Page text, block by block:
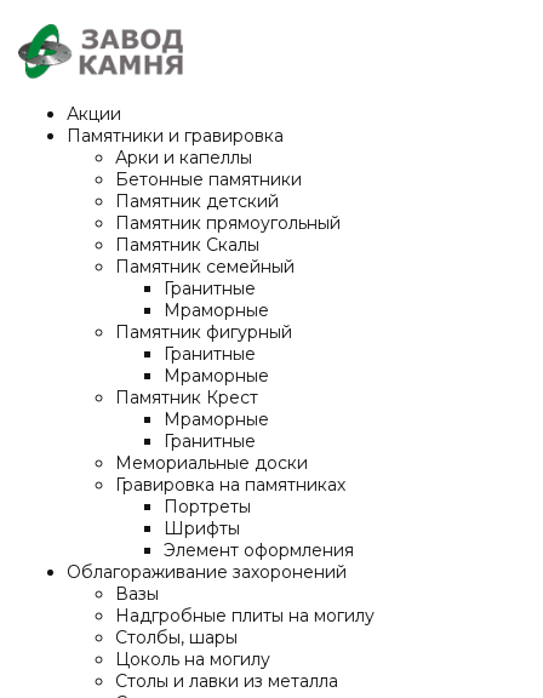
Акции
Памятники и гравировка
Арки и капеллы
Бетонные памятники
Памятник детский
Памятник прямоугольный
Памятник Скалы
Памятник семейный
Гранитные
Мраморные
Памятник фигурный
Гранитные
Мраморные
Памятник Крест
Мраморные
Гранитные
Мемориальные доски
Гравировка на памятниках
Портреты
Шрифты
Элемент оформления
Облагораживание захоронений
Вазы
Надгробные плиты на могилу
Столбы, шары
Цоколь на могилу
Столы и лавки из металла